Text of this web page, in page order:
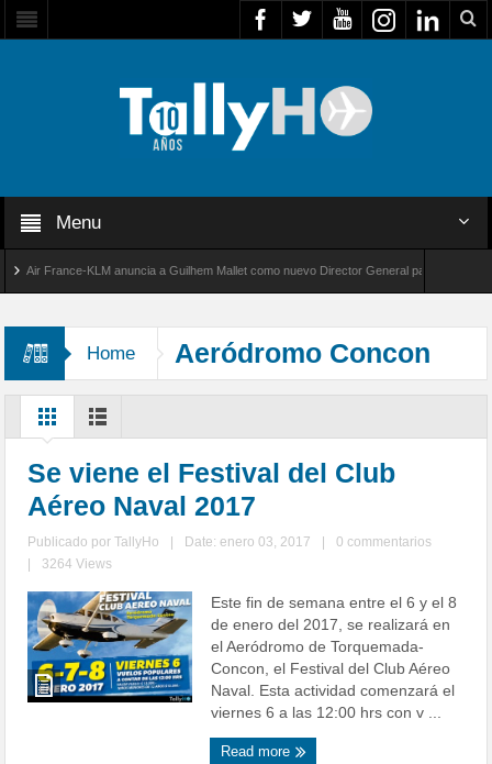
Menu
France-KLM anuncia a Guilhem Mallet como nuevo Director General para América Latina
Home Aeródromo Concon
Se viene el Festival del Club
Aéreo Naval 2017
Publicado porTallyHo Date: enero 03, 2017
0 commentarios
3264 Views
Este fin de semana entre el 6 y el 8
de enero del 2017, se realizará en
el Aeródromo de Torquemada-
Concon, el Festival del Club Aéreo
Naval. Esta actividad comenzará el
viernes 6 a las 12:00 hrs con v ...
Read more